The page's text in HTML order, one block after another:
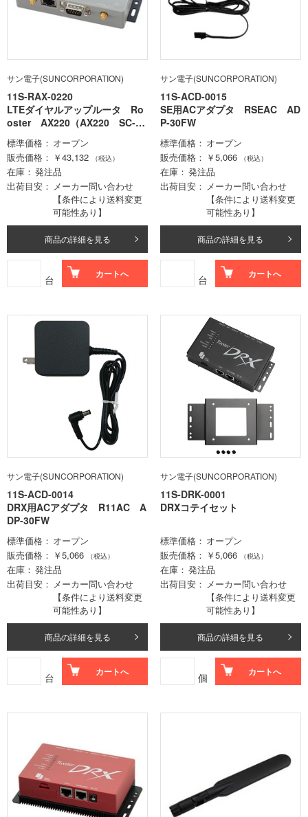
サン電子(SUNCORPORATION)
11S-RAX-0220
LTEダイヤルアップルータ Ro
oster AX220（AX220 SC-R
標準価格
オープン
販売価格
￥43,132 （税込）
在庫
発注品
出荷目安
メーカー問い合わせ
【条件により送料変更
可能性あり】
商品の詳細を見る
台 カートへ
サン電子(SUNCORPORATION)
11S-ACD-0015
SE用ACアダプタ RSEAC AD
P-30FW
標準価格
オープン
販売価格
￥5,066 （税込）
在庫
発注品
出荷目安
メーカー問い合わせ
【条件により送料変更
可能性あり】
商品の詳細を見る
台 カートへ
サン電子(SUNCORPORATION)
11S-ACD-0014
DRX用ACアダプタ R11AC A
DP-30FW
標準価格
オープン
販売価格
￥5,066 （税込）
在庫
発注品
出荷目安
メーカー問い合わせ
【条件により送料変更
可能性あり】
商品の詳細を見る
台 カートへ
サン電子(SUNCORPORATION)
11S-DRK-0001
DRXコテイセット
標準価格
オープン
販売価格
￥5,066 （税込）
在庫
発注品
出荷目安
メーカー問い合わせ
【条件により送料変更
可能性あり】
商品の詳細を見る
個 カートへ